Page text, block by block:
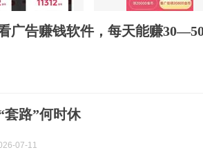
广告赚钱软件，每天能赚
套路”何时休
07-11